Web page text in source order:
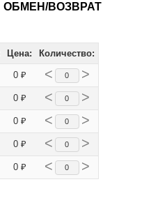
ОБМЕН/ВОЗВРАТ
Цена: Количество:
0 ₽ < >
0 ₽ < >
0 ₽ < >
0 ₽ < >
0 ₽ < >